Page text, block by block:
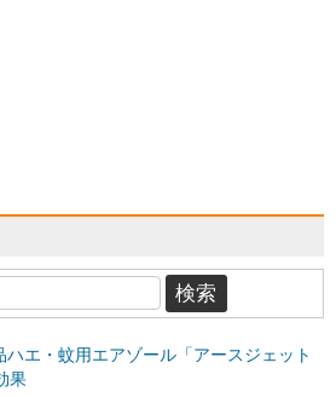
エ・蚊用エアゾール「アースジェット
果